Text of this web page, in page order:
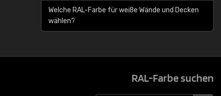
Welche RAL-Farbe für weiße Wände und Decken
wählen?
RAL-Farbe suchen